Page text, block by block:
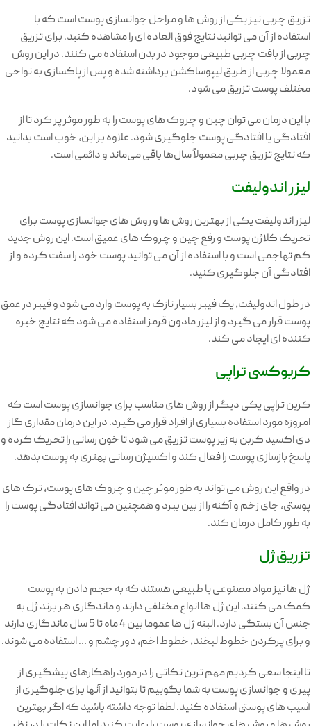
تزریق چربی نیز یکی از روش ها و مراحل جوانسازی پوست است که با
استفاده از آن می توانید نتایج فوق العاده ای را مشاهده کنید. برای تزریق
چربی از بافت چربی طبیعی موجود در بدن استفاده می کنند. در این روش
معمولا چربی از طریق لیپوساکشن برداشته شده و پس از پاکسازی به نواحی
مختلف پوست تزریق می شود.
با این درمان می توان چین و چروک های پوست را به طور موثر پر کرد تا از
افتادگی یا افتادگی پوست جلوگیری شود. علاوه بر این، خوب است بدانید
که نتایج تزریق چربی معمولاً سال‌ها باقی می‌ماند و دائمی است.
لیزر اندولیفت
لیزر اندولیفت یکی از بهترین روش ها و روش های جوانسازی پوست برای
تحریک کلاژن پوست و رفع چین و چروک های عمیق است. این روش جدید
کم تهاجمی است و با استفاده از آن می توانید پوست خود را سفت کرده و از
افتادگی آن جلوگیری کنید.
در طول اندولیفت، یک فیبر بسیار نازک به پوست وارد می شود و فیبر در عمق
پوست قرار می گیرد و از لیزر مادون قرمز استفاده می شود که نتایج خیره
کننده ای ایجاد می کند.
کربوکسی تراپی
کربن تراپی یکی دیگر از روش های مناسب برای جوانسازی پوست است که
امروزه مورد استفاده بسیاری از افراد قرار می گیرد. در این درمان مقداری گاز
دی اکسید کربن به زیر پوست تزریق می شود تا خون رسانی را تحریک کرده و
پاسخ بازسازی پوست را فعال کند و اکسیژن رسانی بهتری به پوست بدهد.
در واقع این روش می تواند به طور موثر چین و چروک های پوست، ترک های
پوستی، جای زخم و آکنه را از بین ببرد و همچنین می تواند افتادگی پوست را
به طور کامل درمان کند.
تزریق ژل
ژل ها نیز مواد مصنوعی یا طبیعی هستند که به حجم دادن به پوست
کمک می کنند. این ژل ها انواع مختلفی دارند و ماندگاری هر برند ژل به
جنس آن بستگی دارد. البته ژل ها عموما بین 4 ماه تا 5 سال ماندگاری دارند
و برای پرکردن خطوط لبخند، خطوط اخم، دور چشم و … استفاده می شوند.
تا اینجا سعی کردیم مهم ترین نکاتی را در مورد راهکارهای پیشگیری از
پیری و جوانسازی پوست به شما بگوییم تا بتوانید از آنها برای جلوگیری از
آسیب های پوستی استفاده کنید. لطفا توجه داشته باشید که اگر بهترین